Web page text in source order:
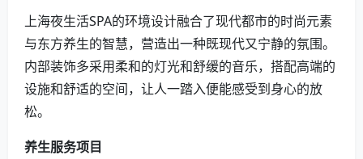
上海夜生活SPA的环境设计融合了现代都市的时尚元素
与东方养生的智慧，营造出一种既现代又宁静的氛围。
内部装饰多采用柔和的灯光和舒缓的音乐，搭配高端的
设施和舒适的空间，让人一踏入便能感受到身心的放
松。
养生服务项目